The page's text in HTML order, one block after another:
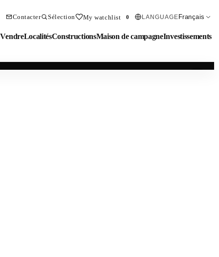
Contacter Sélection My watchlist 0 LANGUAGE Français
VendreLocalitésConstructionsMaison de campagneInvestissements